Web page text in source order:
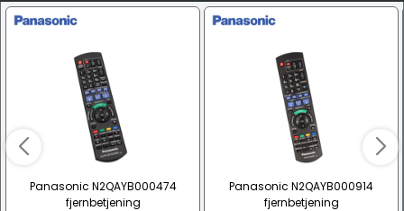
Panasonic N2QAYB000474
fjernbetjening
Panasonic N2QAYB000914
fjernbetjening